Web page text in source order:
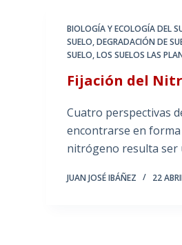
BIOLOGÍA Y ECOLOGÍA DEL
SUELO,DEGRADACIÓN DE
SUELO,LOS SUELOS LAS
Fijación del
Cuatro perspectivas
encontrarse en
nitrógeno resulta ser
JUAN JOSÉ IBÁÑEZ 22